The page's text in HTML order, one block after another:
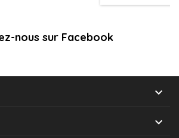
nous sur Facebook

